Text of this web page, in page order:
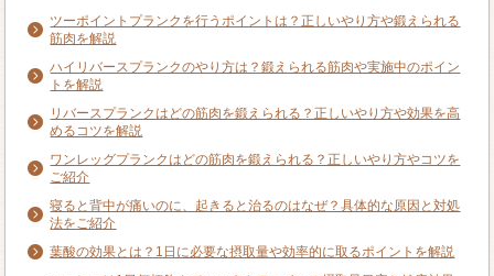
ツーポイントプランクを行うポイントは？正しいやり方や鍛えられる
筋肉を解説
ハイリバースプランクのやり方は？鍛えられる筋肉や実施中のポイン
トを解説
リバースプランクはどの筋肉を鍛えられる？正しいやり方や効果を高
めるコツを解説
ワンレッグプランクはどの筋肉を鍛えられる？正しいやり方やコツを
ご紹介
寝ると背中が痛いのに、起きると治るのはなぜ？具体的な原因と対処
法をご紹介
葉酸の効果とは？1日に必要な摂取量や効率的に取るポイントを解説